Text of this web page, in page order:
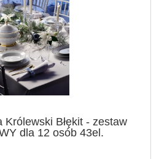
Królewski Błękit - zestaw
dla 12 osób 43el.